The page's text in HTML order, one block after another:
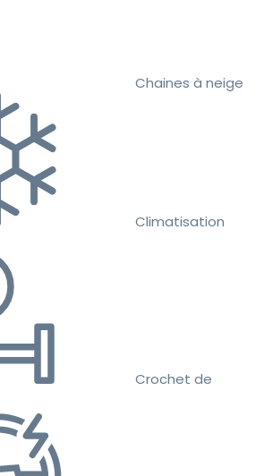
Chaines à neige
Climatisation
Crochet de